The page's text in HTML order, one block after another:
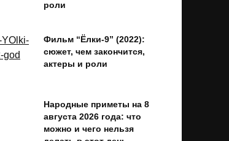
роли
Фильм “Ёлки-9” (2022):
сюжет, чем закончится,
актеры и роли
Народные приметы на 8
августа 2026 года: что
можно и чего нельзя